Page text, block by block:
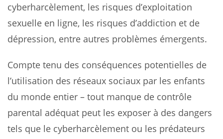
cyberharcèlement, les risques d’exploitation
sexuelle en ligne, les risques d’addiction et de
dépression, entre autres problèmes émergents.
Compte tenu des conséquences potentielles de
l’utilisation des réseaux sociaux par les enfants
du monde entier – tout manque de contrôle
parental adéquat peut les exposer à des dangers
tels que le cyberharcèlement ou les prédateurs